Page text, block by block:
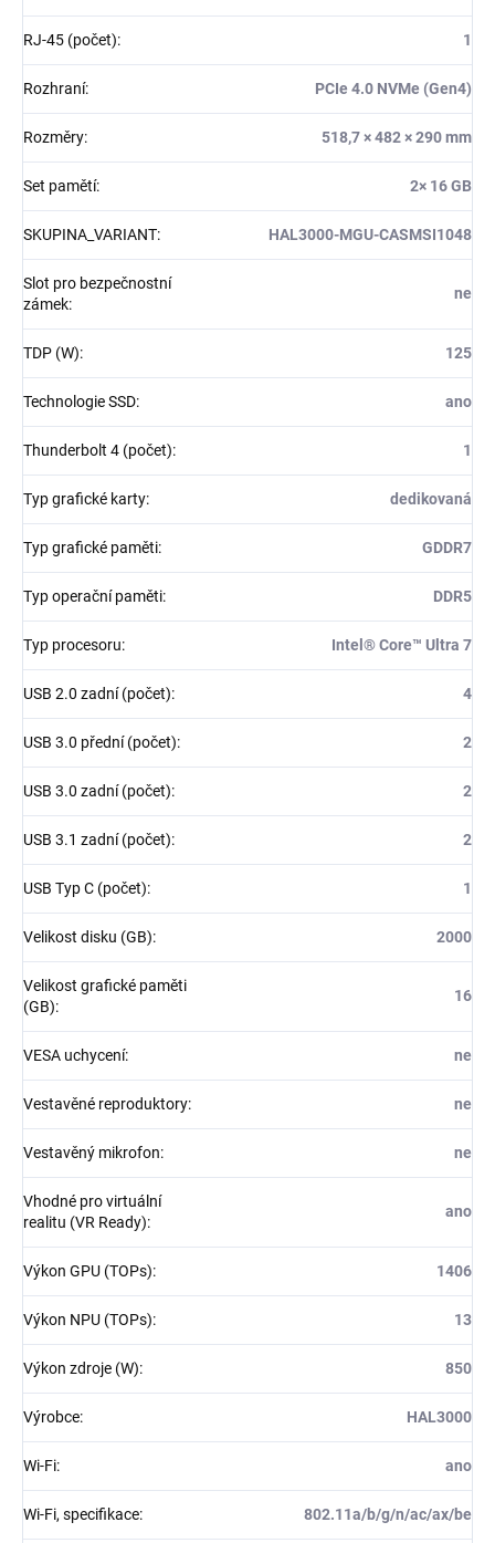
RJ-45 (počet): 1
Rozhraní: PCIe 4.0 NVMe (Gen4)
Rozměry: 518,7 × 482 × 290 mm
Set pamětí: 2× 16 GB
SKUPINA_VARIANT: HAL3000-MGU-CASMSI1048
Slot pro bezpečnostní
zámek:
ne
TDP (W): 125
Technologie SSD: ano
Thunderbolt 4 (počet): 1
Typ grafické karty: dedikovaná
Typ grafické paměti: GDDR7
Typ operační paměti: DDR5
Typ procesoru: Intel® Core™ Ultra 7
USB 2.0 zadní (počet): 4
USB 3.0 přední (počet): 2
USB 3.0 zadní (počet): 2
USB 3.1 zadní (počet): 2
USB Typ C (počet): 1
Velikost disku (GB): 2000
Velikost grafické paměti
(GB):
16
VESA uchycení: ne
Vestavěné reproduktory: ne
Vestavěný mikrofon: ne
Vhodné pro virtuální
realitu (VR Ready):
ano
Výkon GPU (TOPs): 1406
Výkon NPU (TOPs): 13
Výkon zdroje (W): 850
Výrobce: HAL3000
Wi-Fi: ano
Wi-Fi, specifikace: 802.11a/b/g/n/ac/ax/be